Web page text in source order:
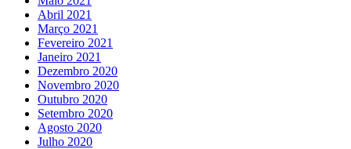
Abril 2021
Março 2021
Fevereiro 2021
Janeiro 2021
Dezembro 2020
Novembro 2020
Outubro 2020
Setembro 2020
Agosto 2020
Julho 2020